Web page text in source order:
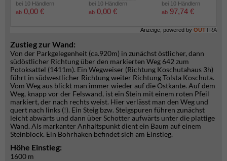
bei 10 Händlern
ab 0,00 €
bei 10 Händlern
ab 0,00 €
bei 10 Händlern
ab 97,74 €
Anzeige, powered by OUTTRA
Zustieg zur Wand:
Von der Parkgelegenheit (ca.920m) in zunächst östlicher, dann
südöstlicher Richtung über den markierten Weg 642 zum
Potoksattel (1411m). Ein Wegweiser (Richtung Koschutahaus 3h)
führt in südwestlicher Richtung weiter Richtung Tolsta Koschuta.
Vom Weg aus blickt man immer wieder auf die Ostkante. Auf dem
Weg, knapp vor der Felswand, ist ein Stein mit einem roten Pfeil
markiert, der nach rechts weist. Hier verlässt man den Weg und
quert nach links (!). Ein Steig bzw. Steigspuren führen zunächst
leicht abwärts und dann über Schotter aufwärts unter die plattige
Wand. Als markanter Anhaltspunkt dient ein Baum auf einem
Steinblock. Ein Bohrhaken befindet sich am Einstieg.
Höhe Einstieg:
1600 m